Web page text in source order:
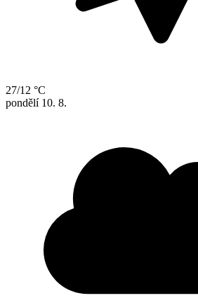
27/12 °C
pondělí 10. 8.